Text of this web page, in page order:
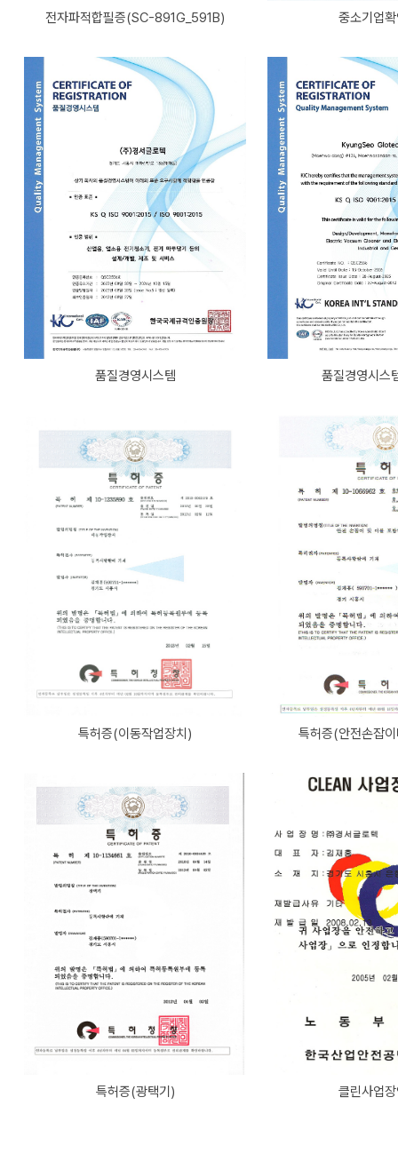
전자파적합필증(SC-891G_591B) 중소기업
품질경영시스템 품질경영시스
특허증(이동작업장치) 특허증(안전손잡
특허증(광택기) 클린사업